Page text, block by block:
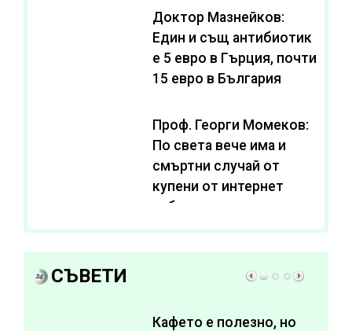
Доктор Мазнейков:
Един и същ антибиотик
e 5 евро в Гърция, почти
15 евро в България
Проф. Георги Момеков:
По света вече има и
смъртни случай от
купени от интернет
субстанции за
отслабване
СЪВЕТИ
Кафето е полезно, но